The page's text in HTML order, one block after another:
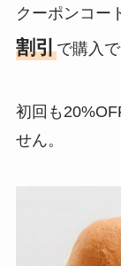
クーポンコー
割引で購入で
初回も
せん。